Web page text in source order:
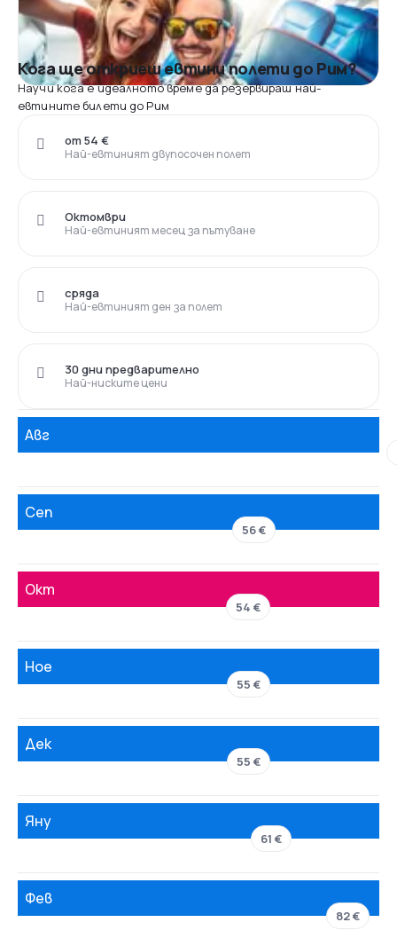
Кога ще откриеш евтини полети до Рим?
Научи кога е идеалното време да резервираш най-
евтините билети до Рим
Най-евтиният двупосочен полет
от 54 €
Най-евтиният месец за пътуване
Октомври
Най-евтиният ден за полет
сряда
Най-ниските цени
30 дни предварително
Авг
Сеп
56 €
Окт
54 €
Ное
55 €
Дек
55 €
Яну
61 €
Фев
82 €